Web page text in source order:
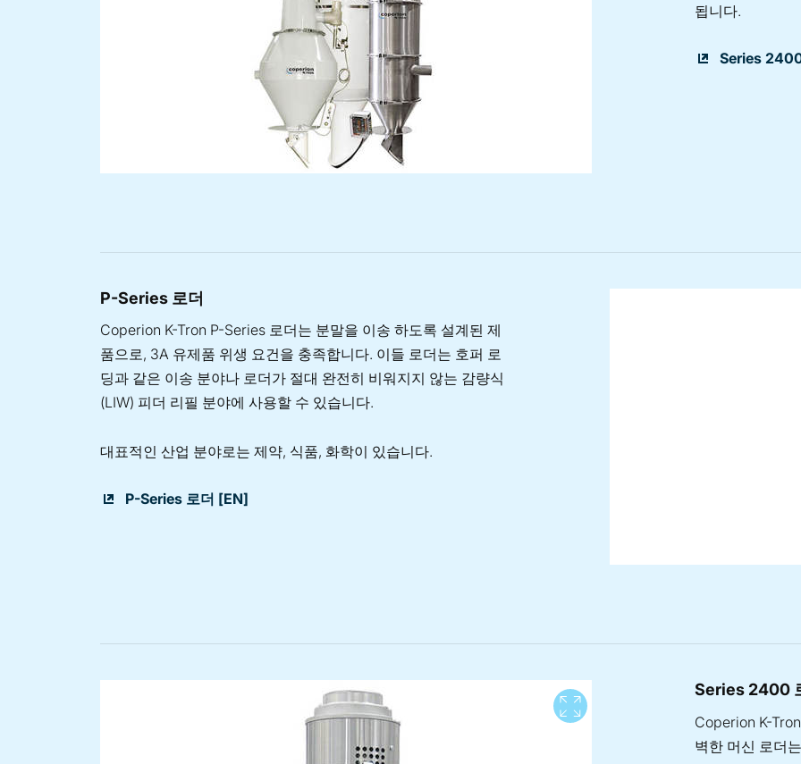
됩니다.
Series
P-Series 로더
Coperion K-Tron P-Series 로더는 분말을 이송 하도록 설계된 제
품으로, 3A 유제품 위생 요건을 충족합니다. 이들 로더는 호퍼 로
딩과 같은 이송 분야나 로더가 절대 완전히 비워지지 않는 감량식
(LIW) 피더 리필 분야에 사용할 수 있습니다.
대표적인 산업 분야로는 제약, 식품, 화학이 있습니다.
P-Series 로더 [EN]
Series 2400
Coperion K-
벽한 머신 로더